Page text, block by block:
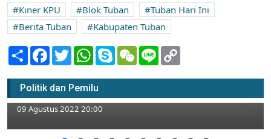
Kiner KPU Blok Tuban
Tuban Hari Ini
Berita Tuban
Kabupaten Tuban
Share Facebook
TwitterWhatsApp
SkypeWeChatLine
Politik dan Pemilu
Tak Merasa Ikut Partai Politik, 3 Warga
Tuban yang Namanya Dicatut Lapor
Bawaslu
09 Agustus 2022 20:00